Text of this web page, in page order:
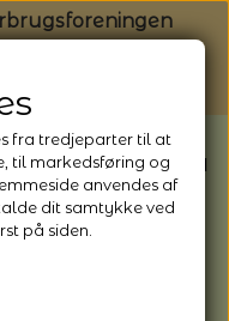
ferielukket* fra
hele
fra tredjeparter til at
til markedsføring og
anvendes af
dit samtykke ved
på siden.